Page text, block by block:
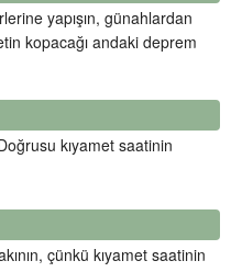
yapışın, günahlardan
kopacağı andaki deprem
kıyamet saatinin
çünkü kıyamet saatinin